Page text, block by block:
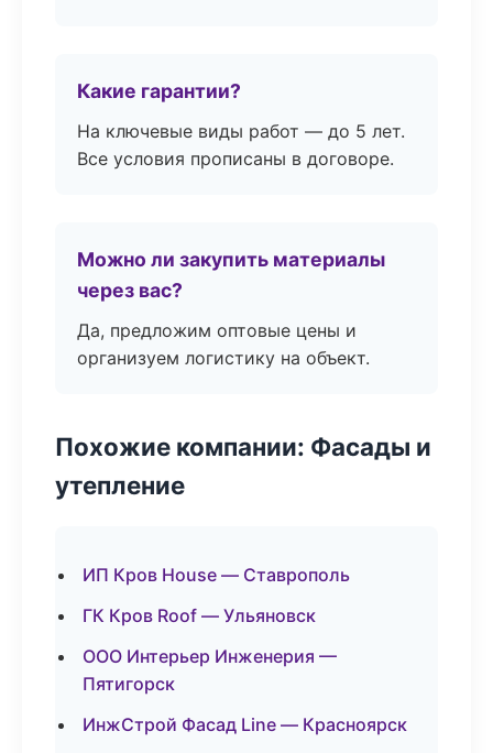
Какие гарантии?
На ключевые виды работ — до 5 лет.
Все условия прописаны в договоре.
Можно ли закупить материалы
через вас?
Да, предложим оптовые цены и
организуем логистику на объект.
Похожие компании: Фасады и
утепление
ИП Кров House — Ставрополь
ГК Кров Roof — Ульяновск
ООО Интерьер Инженерия —
Пятигорск
ИнжСтрой Фасад Line — Красноярск